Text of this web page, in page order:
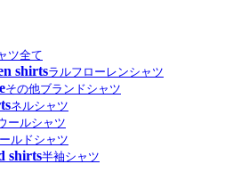
ツ全て
shirtsラルフローレンシャツ
その他ブランドシャツ
ネルシャツ
ールシャツ
ルドシャツ
shirts半袖シャツ